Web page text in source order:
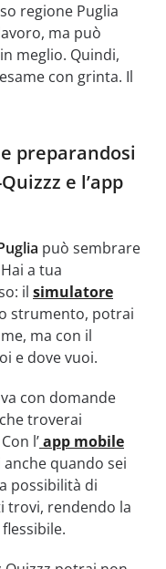
regione Puglia
ma può
meglio. Quindi,
con grinta. Il
preparandosi
e l’app
può sembrare
a tua
il simulatore
strumento, potrai
ma con il
e dove vuoi.
con domande
troverai
l’app mobile
quando sei
possibilità di
trovi, rendendo la